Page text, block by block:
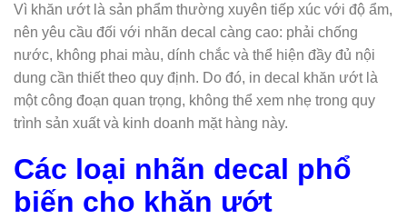
Vì khăn ướt là sản phẩm thường xuyên tiếp xúc với độ ẩm,
nên yêu cầu đối với nhãn decal càng cao: phải chống
nước, không phai màu, dính chắc và thể hiện đầy đủ nội
dung cần thiết theo quy định. Do đó, in decal khăn ướt là
một công đoạn quan trọng, không thể xem nhẹ trong quy
trình sản xuất và kinh doanh mặt hàng này.
Các loại nhãn decal phổ
biến cho khăn ướt